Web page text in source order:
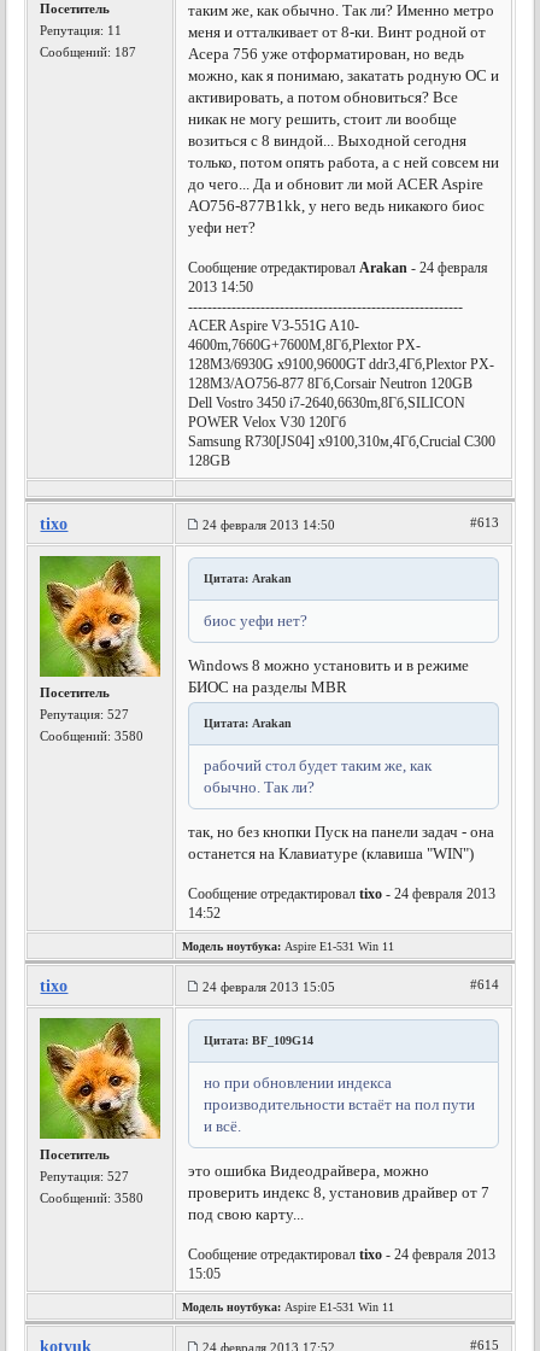
Посетитель
Репутация: 11
Сообщений: 187
таким же, как обычно. Так ли? Именно метро
меня и отталкивает от 8-ки. Винт родной от
Асера 756 уже отформатирован, но ведь
можно, как я понимаю, закатать родную ОС и
активировать, а потом обновиться? Все
никак не могу решить, стоит ли вообще
возиться с 8 виндой... Выходной сегодня
только, потом опять работа, а с ней совсем ни
до чего... Да и обновит ли мой ACER Aspire
AO756-877B1kk, у него ведь никакого биос
уефи нет?
Сообщение отредактировалArakan - 24 февраля
2013 14:50
---------------------------------------------------------
ACER Aspire V3-551G A10-
4600m,7660G+7600M,8Гб,Plextor PX-
128M3/6930G x9100,9600GТ ddr3,4Гб,Plextor PX-
128M3/AO756-877 8Гб,Corsair Neutron 120GB
Dell Vostro 3450 i7-2640,6630m,8Гб,SILICON
POWER Velox V30 120Гб
Samsung R730[JS04] х9100,310м,4Гб,Crucial C300
128GB
tixo 24 февраля 2013 14:50 #613
Посетитель
Репутация:527
Сообщений: 3580
Цитата: Arakan
биос уефи нет?
Windows 8 можно установить и в режиме
БИОС на разделы MBR
Цитата: Arakan
рабочий стол будет таким же, как
обычно. Так ли?
так, но без кнопки Пуск на панели задач - она
останется на Клавиатуре (клавиша "WIN")
Сообщение отредактировалtixo - 24 февраля 2013
14:52
Модель ноутбука: Aspire E1-531 Win 11
tixo 24 февраля 2013 15:05 #614
Посетитель
Репутация:527
Сообщений: 3580
Цитата: BF_109G14
но при обновлении индекса
производительности встаёт на пол пути
и всё.
это ошибка Видеодрайвера, можно
проверить индекс 8, установив драйвер от 7
под свою карту...
Сообщение отредактировалtixo - 24 февраля 2013
15:05
Модель ноутбука: Aspire E1-531 Win 11
kotyuk 24 февраля 2013 17:52 #615